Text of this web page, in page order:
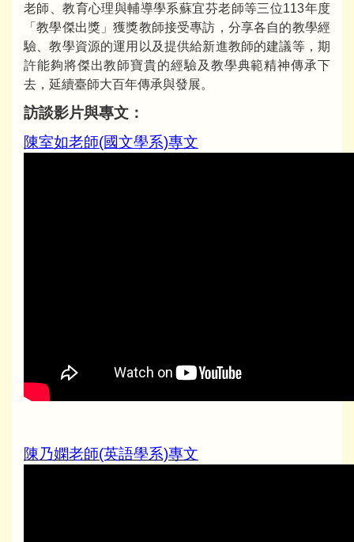
老師、教育心理與輔導學系蘇宜芬老師等三位113年度
「教學傑出獎」獲獎教師接受專訪，分享各自的教學經
驗、教學資源的運用以及提供給新進教師的建議等，期
許能夠將傑出教師寶貴的經驗及教學典範精神傳承下
去，延續臺師大百年傳承與發展。
訪談影片與專文：
陳室如老師(國文學系)專文
陳乃嫻老師(英語學系)專文